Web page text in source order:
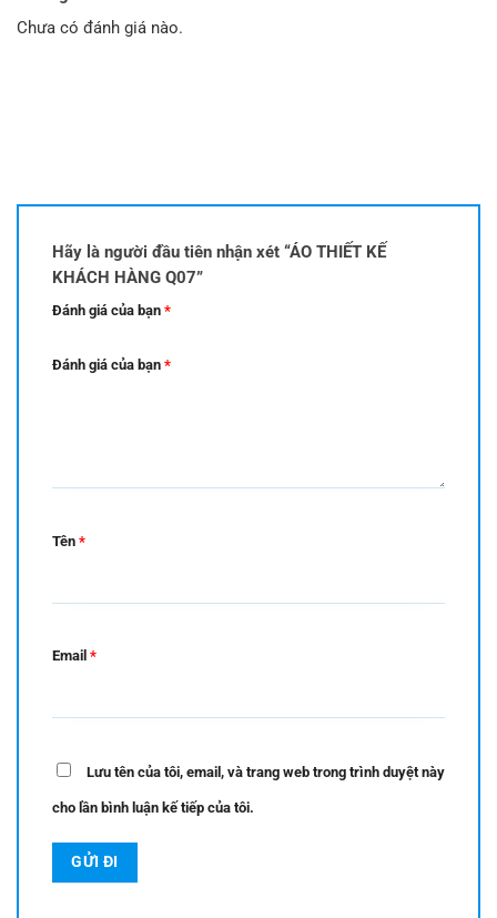
Chưa có đánh giá nào.
Hãy là người đầu tiên nhận xét “ÁO THIẾT KẾ
KHÁCH HÀNG Q07”
Đánh giá của bạn *
Đánh giá của bạn *
Tên *
Email *
Lưu tên của tôi, email, và trang web trong trình duyệt này
cho lần bình luận kế tiếp của tôi.